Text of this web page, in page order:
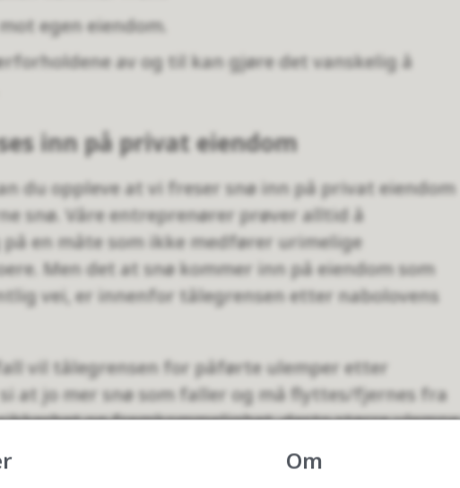
egen eiendom.
av og til kan gjøre det vanskelig å
inn på privat eiendom
du oppleve at vi freser snø inn på privat eiendom
snø. Våre entreprenører prøver alltid å
en måte som ikke medfører urimelige
Men det at snø kommer inn på eiendom som
vei, er innenfor tålegrensen etter nabolovens
vil tålegrensen for påførte ulemper etter
at jo mer snø som faller og må flyttes/fjernes fra
og fremkommelighet, desto større ulempe
brøyting/fresing. Det forholdet at snø som
kan inneholde strøsand eller salt, må også anses
Om